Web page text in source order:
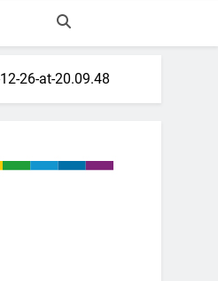
26-at-20.09.48